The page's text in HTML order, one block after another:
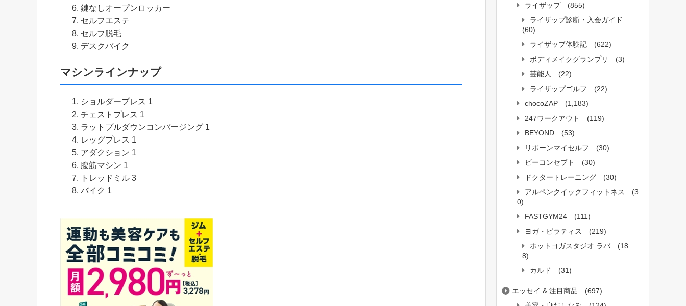
鍵なしオープンロッカー
セルフエステ
セルフ脱毛
デスクバイク
マシンラインナップ
ショルダープレス 1
チェストプレス 1
ラットプルダウンコンバージング 1
レッグプレス 1
アダクション 1
腹筋マシン 1
トレッドミル 3
バイク 1
ライザップ
(855)
ライザップ診断・入会ガイド
(60)
ライザップ体験記
(622)
ボディメイクグランプリ
(3)
芸能人
(22)
ライザップゴルフ
(22)
chocoZAP
(1,183)
247ワークアウト
(119)
BEYOND
(53)
リボーンマイセルフ
(30)
ビーコンセプト
(30)
ドクタートレーニング
(30)
アルペンクイックフィットネス
(3
0)
FASTGYM24
(111)
ヨガ・ピラティス
(219)
ホットヨガスタジオ ラバ
(18
8)
カルド
(31)
エッセイ & 注目商品
(697)